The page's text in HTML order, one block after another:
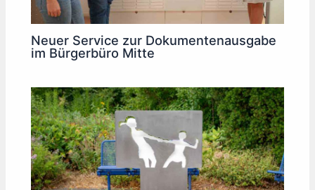
Neuer Service zur Dokumentenausgabe
im Bürgerbüro Mitte